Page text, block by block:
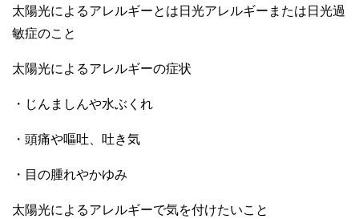
太陽光によるアレルギーとは日光アレルギーまたは日光過
敏症のこと
太陽光によるアレルギーの症状
・じんましんや水ぶくれ
・頭痛や嘔吐、吐き気
・目の腫れやかゆみ
太陽光によるアレルギーで気を付けたいこと